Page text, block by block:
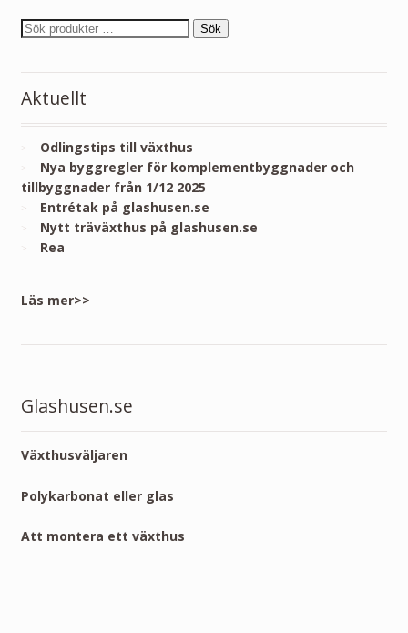
Sök
Aktuellt
Odlingstips till växthus
Nya byggregler för komplementbyggnader och
tillbyggnader från 1/12 2025
Entrétak på glashusen.se
Nytt träväxthus på glashusen.se
Rea
Läs mer>>
Glashusen.se
Växthusväljaren
Polykarbonat eller glas
Att montera ett växthus